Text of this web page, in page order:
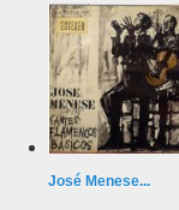
José Menese...